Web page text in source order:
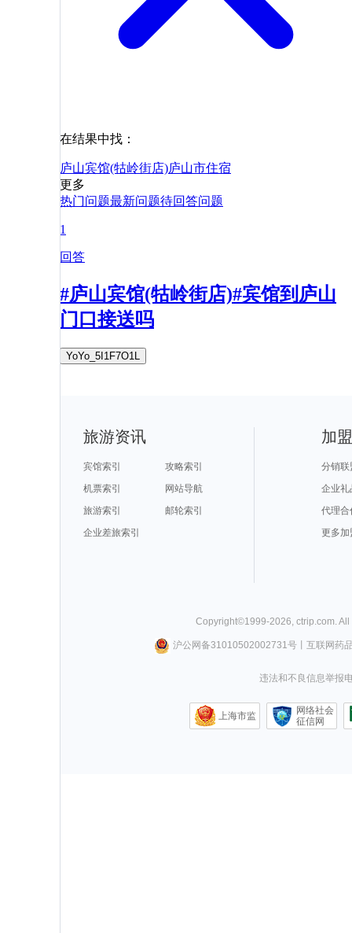
在结果中找：
庐山宾馆(牯岭街店)庐山市住宿
更多
热门问题最新问题待回答问题
1
回答
#庐山宾馆(牯岭街店)#宾馆到庐山
门口接送吗
YoYo_5I1F7O1L
旅游资讯
宾馆索引
攻略索引
机票索引
网站导航
旅游索引
邮轮索引
企业差旅索引
加
分销联
企业礼
代理合
更多加
Copyright©1999-2026 ctrip.com .
沪公网备31010502002731号丨 互联网药
违法和不良信息举报
上海市监
网络社会
征信网